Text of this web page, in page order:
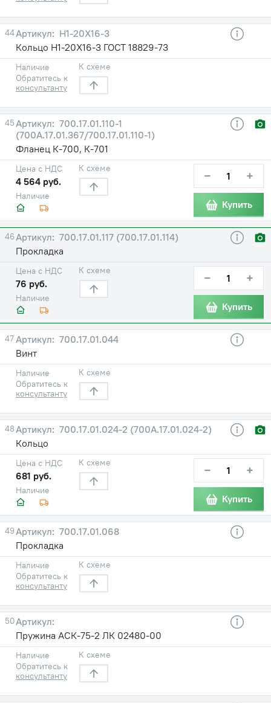
44
Н1-20X16-3
Кольцо Н1-20Х16-3 ГОСТ 18829-73
Наличие
Обратитесь к
консультанту
К схеме
45
700.17.01.110-1
(700А.17.01.367/700.17.01.110-1)
Фланец К-700, К-701
Наличие
Цена с НДС
4 564 руб.
К схеме − +
Купить
46
700.17.01.117 (700.17.01.114)
Прокладка
Наличие
Цена с НДС
76 руб.
К схеме − +
Купить
47
700.17.01.044
Винт
Наличие
Обратитесь к
консультанту
К схеме
48
700.17.01.024-2 (700А.17.01.024-2)
Кольцо
Наличие
Цена с НДС
681 руб.
К схеме − +
Купить
49
700.17.01.068
Прокладка
Наличие
Обратитесь к
консультанту
К схеме
50
Пружина АСК-75-2 ЛК 02480-00
Наличие
Обратитесь к
консультанту
К схеме